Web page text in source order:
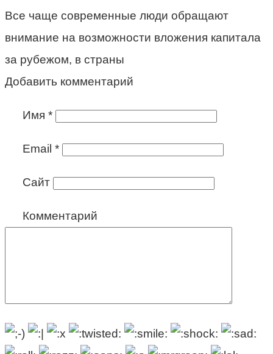
Все чаще современные люди обращают
внимание на возможности вложения капитала
за рубежом, в страны
Добавить комментарий
Имя *
Email *
Сайт
Комментарий